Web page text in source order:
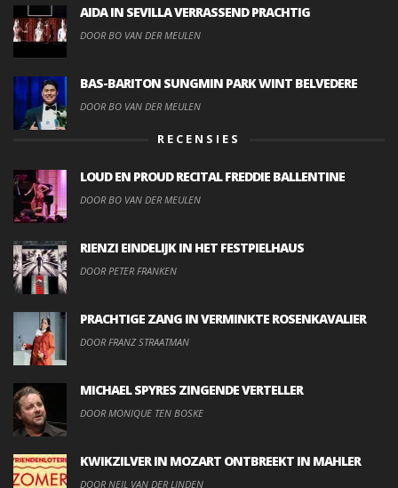
AIDA IN SEVILLA VERRASSEND PRACHTIG
DOOR BO VAN DER MEULEN
BAS-BARITON SUNGMIN PARK WINT BELVEDERE
DOOR BO VAN DER MEULEN
RECENSIES
LOUD EN PROUD RECITAL FREDDIE BALLENTINE
DOOR BO VAN DER MEULEN
RIENZI EINDELIJK IN HET FESTPIELHAUS
DOOR PETER FRANKEN
PRACHTIGE ZANG IN VERMINKTE ROSENKAVALIER
DOOR FRANZ STRAATMAN
MICHAEL SPYRES ZINGENDE VERTELLER
DOOR MONIQUE TEN BOSKE
KWIKZILVER IN MOZART ONTBREEKT IN MAHLER
DOOR NEIL VAN DER LINDEN